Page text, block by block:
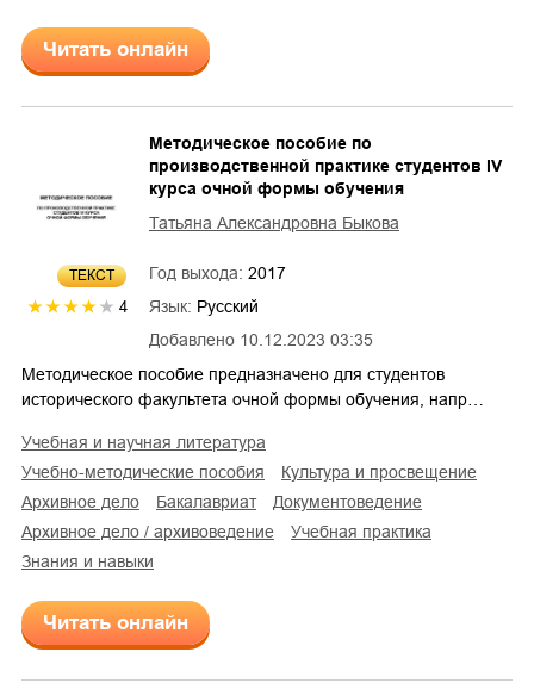
Читать онлайн
ТЕКСТ
4
Добавлено 10.12.2023 03:35
Методическое пособие по
производственной практике студентов IV
курса очной формы обучения
Татьяна Александровна Быкова
Год выхода: 2017
Язык: Русский
Методическое пособие предназначено для студентов
исторического факультета очной формы обучения, напр…
учебная и научная литература
учебно-методические пособия
культура и просвещение
архивное дело
бакалавриат
документоведение
архивное дело / архивоведение
учебная практика
знания и навыки
Читать онлайн